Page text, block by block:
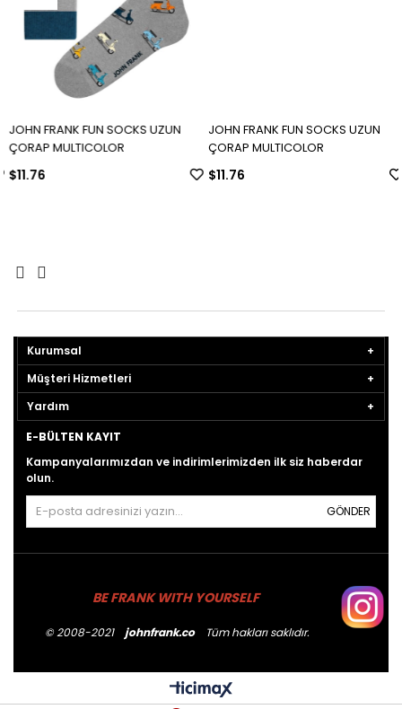
JOHN FRANK FUN SOCKS UZUN
ÇORAP MULTICOLOR
$11.76
JOHN FRANK FUN SOCKS UZUN
ÇORAP MULTICOLOR
$11.76
Kurumsal
Müşteri Hizmetleri
Yardım
E-BÜLTEN KAYIT
Kampanyalarımızdan ve indirimlerimizden ilk siz haberdar
olun.
GÖNDER
BE FRANK WITH YOURSELF
© 2008-2021 johnfrank.co Tüm hakları saklıdır.